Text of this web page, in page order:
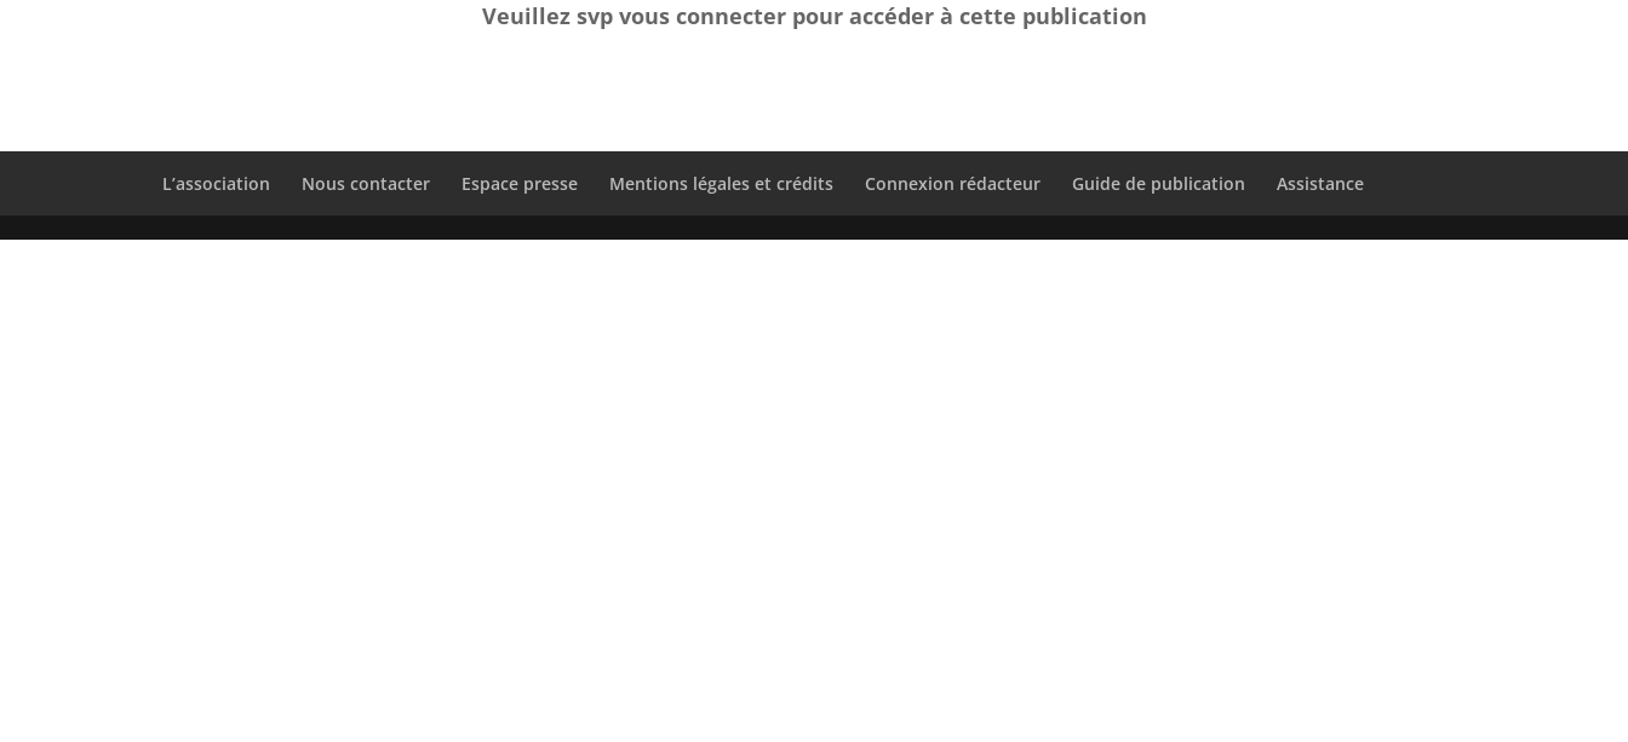
Veuillez svp vous connecter pour accéder à cette publication
L’association Nous contacter Espace presse Mentions légales et crédits Connexion rédacteur Guide de publication Assistance